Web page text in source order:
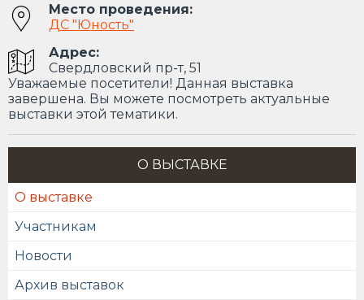
Место проведения:
ДС "Юность"
Адрес:
Свердловский пр-т, 51
Уважаемые посетители! Данная выставка
завершена. Вы можете посмотреть актуальные
выставки этой тематики.
О ВЫСТАВКЕ
О выставке
Участникам
Новости
Архив выставок